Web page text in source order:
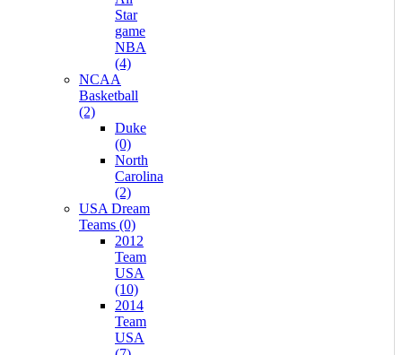
Star
game
NBA
(4)
NCAA
Basketball
(2)
Duke
(0)
North
Carolina
(2)
USA Dream
Teams (0)
2012
Team
USA
(10)
2014
Team
USA